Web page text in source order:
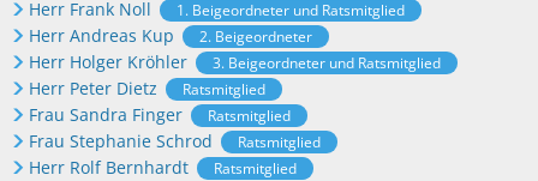
Herr Frank Noll 1. Beigeordneter und Ratsmitglied
Herr Andreas Kup 2. Beigeordneter
Herr Holger Kröhler 3. Beigeordneter und Ratsmitglied
Herr Peter Dietz Ratsmitglied
Frau Sandra Finger Ratsmitglied
Frau Stephanie Schrod Ratsmitglied
Herr Rolf Bernhardt Ratsmitglied